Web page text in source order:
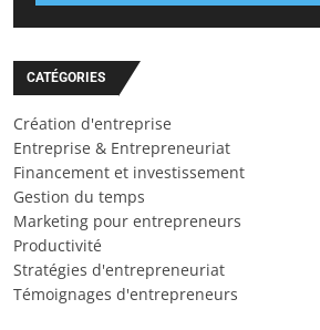
CATÉGORIES
Création d'entreprise
Entreprise & Entrepreneuriat
Financement et investissement
Gestion du temps
Marketing pour entrepreneurs
Productivité
Stratégies d'entrepreneuriat
Témoignages d'entrepreneurs